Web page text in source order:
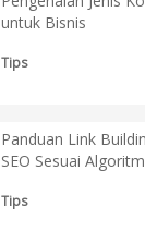
untuk Bisnis
Tips
Panduan Link
SEO Sesuai
Tips